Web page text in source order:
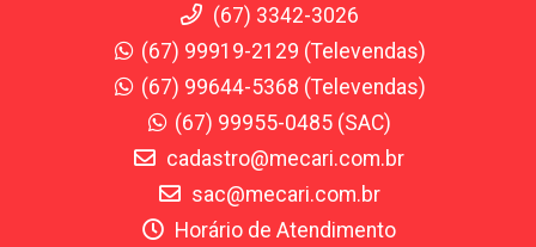
(67) 3342-3026
(67) 99919-2129 (Televendas)
(67) 99644-5368 (Televendas)
(67) 99955-0485 (SAC)
cadastro@mecari.com.br
sac@mecari.com.br
Horário de Atendimento